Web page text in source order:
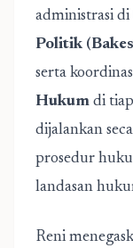
administrasi di
Politik
serta
Hukum di
dijalankan
prosedur
landasan
Reni